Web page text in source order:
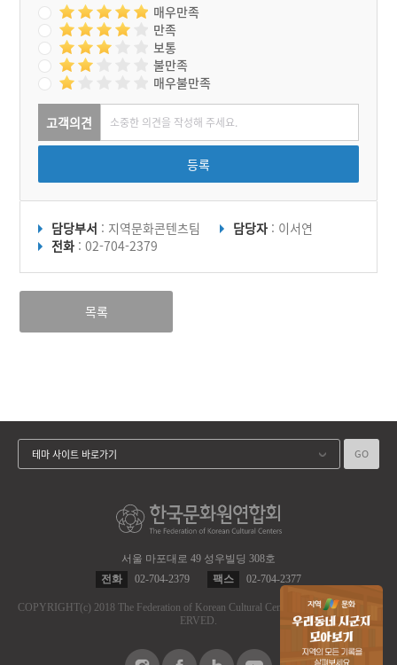
한해서 제관이 소지를 올려
주었다. 성황 제사의 축문도
별도로 있다. 축문의 내용에
는 마을주민들의 건강을 기
원하는 부분도 있으며 주민
모두가 복을 많이 받기를 기
원하는 내용도 포함되어 있
다.
주민들을 위해 제의가 어느
정도 마무리되면 소지를 올
린다. 모든 제의가 끝나면
매우만족
만족
보통
불만족
매우불만족
고객의견
등록
담당부서 : 지역문화콘텐츠팀 담당자 : 이서연
전화 : 02-704-2379
목록
서울 마포대로 49 성우빌딩 308호
전화
02-704-2379 팩스 02-704-2377
COPYRIGHT(c) 2018 The Federation of Korean Cultural Centers.
ALL RIGHT RES
ERVED.
테마 사이트 바로가기 GO